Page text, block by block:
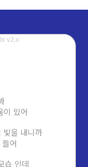
v2.x
이 있어
빛을 내니까
어
습 인데